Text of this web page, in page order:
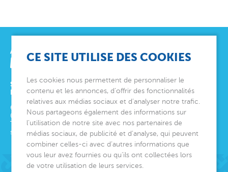
SIÈGE SOCIAL
ET DIRECTION GÉNÉRALE
6 avenue Édith Cavell
06000 Nice
Tél.
04 92 00 24 50
siege@montjoye.org
CE SITE UTILISE DES COOKIES
Les cookies nous permettent de personnaliser le
contenu et les annonces, d’offrir des fonctionnalités
relatives aux médias sociaux et d’analyser notre trafic.
Nous partageons également des informations sur
l’utilisation de notre site avec nos partenaires de
médias sociaux, de publicité et d’analyse, qui peuvent
combiner celles-ci avec d’autres informations que
vous leur avez fournies ou qu’ils ont collectées lors
de votre utilisation de leurs services.